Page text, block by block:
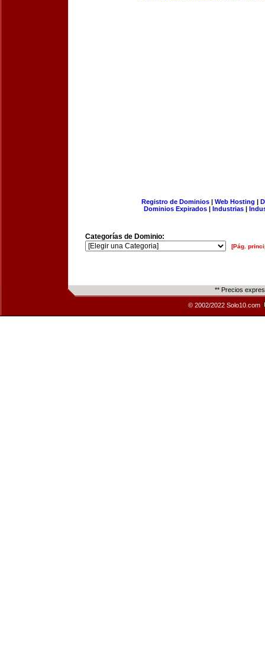
Registro de Dominios| Web Hosting |
Dominios Expirados | Industrias |
Categorías de Dominio:
[Pág.
** Precios
© 2002/2022 Solo10.com